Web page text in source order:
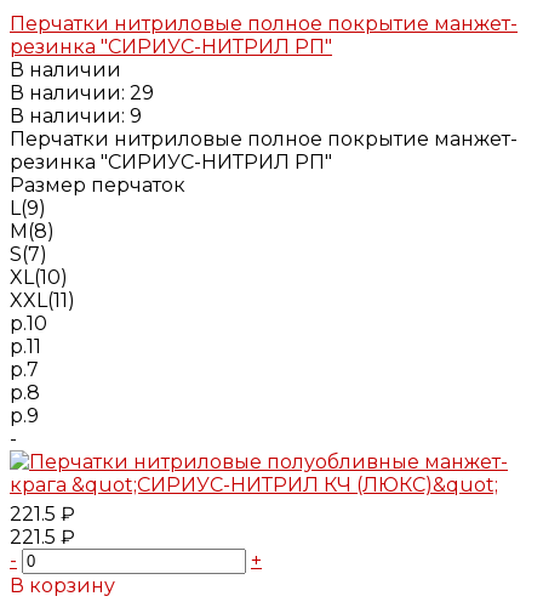
Перчатки нитриловые полное покрытие манжет-
резинка "СИРИУС-НИТРИЛ РП"
В наличии
В наличии: 29
В наличии: 9
Перчатки нитриловые полное покрытие манжет-
резинка "СИРИУС-НИТРИЛ РП"
Размер перчаток
L(9)
M(8)
S(7)
XL(10)
XXL(11)
р.10
р.11
р.7
р.8
р.9
-
221.5 ₽
221.5 ₽
-
+
В корзину